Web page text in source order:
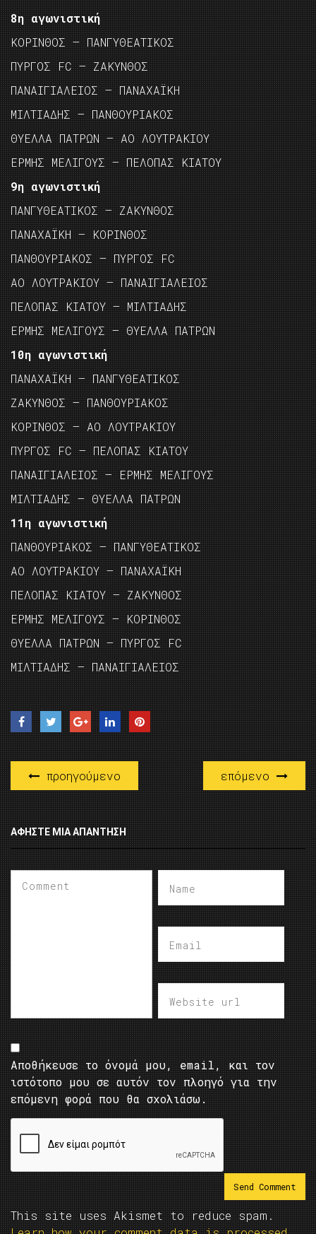
8η αγωνιστική
ΚΟΡΙΝΘΟΣ – ΠΑΝΓΥΘΕΑΤΙΚΟΣ
ΠΥΡΓΟΣ FC – ΖΑΚΥΝΘΟΣ
ΠΑΝΑΙΓΙΑΛΕΙΟΣ – ΠΑΝΑΧΑΪΚΗ
ΜΙΛΤΙΑΔΗΣ – ΠΑΝΘΟΥΡΙΑΚΟΣ
ΘΥΕΛΛΑ ΠΑΤΡΩΝ – ΑΟ ΛΟΥΤΡΑΚΙΟΥ
ΕΡΜΗΣ ΜΕΛΙΓΟΥΣ – ΠΕΛΟΠΑΣ ΚΙΑΤΟΥ
9η αγωνιστική
ΠΑΝΓΥΘΕΑΤΙΚΟΣ – ΖΑΚΥΝΘΟΣ
ΠΑΝΑΧΑΪΚΗ – ΚΟΡΙΝΘΟΣ
ΠΑΝΘΟΥΡΙΑΚΟΣ – ΠΥΡΓΟΣ FC
ΑΟ ΛΟΥΤΡΑΚΙΟΥ – ΠΑΝΑΙΓΙΑΛΕΙΟΣ
ΠΕΛΟΠΑΣ ΚΙΑΤΟΥ – ΜΙΛΤΙΑΔΗΣ
ΕΡΜΗΣ ΜΕΛΙΓΟΥΣ – ΘΥΕΛΛΑ ΠΑΤΡΩΝ
10η αγωνιστική
ΠΑΝΑΧΑΪΚΗ – ΠΑΝΓΥΘΕΑΤΙΚΟΣ
ΖΑΚΥΝΘΟΣ – ΠΑΝΘΟΥΡΙΑΚΟΣ
ΚΟΡΙΝΘΟΣ – ΑΟ ΛΟΥΤΡΑΚΙΟΥ
ΠΥΡΓΟΣ FC – ΠΕΛΟΠΑΣ ΚΙΑΤΟΥ
ΠΑΝΑΙΓΙΑΛΕΙΟΣ – ΕΡΜΗΣ ΜΕΛΙΓΟΥΣ
ΜΙΛΤΙΑΔΗΣ – ΘΥΕΛΛΑ ΠΑΤΡΩΝ
11η αγωνιστική
ΠΑΝΘΟΥΡΙΑΚΟΣ – ΠΑΝΓΥΘΕΑΤΙΚΟΣ
ΑΟ ΛΟΥΤΡΑΚΙΟΥ – ΠΑΝΑΧΑΪΚΗ
ΠΕΛΟΠΑΣ ΚΙΑΤΟΥ – ΖΑΚΥΝΘΟΣ
ΕΡΜΗΣ ΜΕΛΙΓΟΥΣ – ΚΟΡΙΝΘΟΣ
ΘΥΕΛΛΑ ΠΑΤΡΩΝ – ΠΥΡΓΟΣ FC
ΜΙΛΤΙΑΔΗΣ – ΠΑΝΑΙΓΙΑΛΕΙΟΣ
προηγούμενο επόμενο
ΑΦΉΣΤΕ ΜΙΑ ΑΠΆΝΤΗΣΗ
Αποθήκευσε το όνομά μου, email, και τον
ιστότοπο μου σε αυτόν τον πλοηγό για την
επόμενη φορά που θα σχολιάσω.
This site uses Akismet to reduce spam.